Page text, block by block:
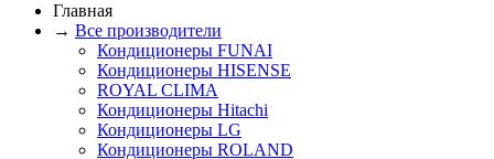
Главная
→ Все производители
Кондиционеры FUNAI
Кондиционеры HISENSE
ROYAL CLIMA
Кондиционеры Hitachi
Кондиционеры LG
Кондиционеры ROLAND